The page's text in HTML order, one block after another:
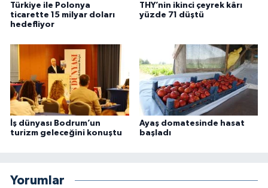
Türkiye ile Polonya
ticarette 15 milyar doları
hedefliyor
THY’nin ikinci çeyrek kârı
yüzde 71 düştü
İş dünyası Bodrum’un
turizm geleceğini konuştu
Ayaş domatesinde hasat
başladı
Yorumlar